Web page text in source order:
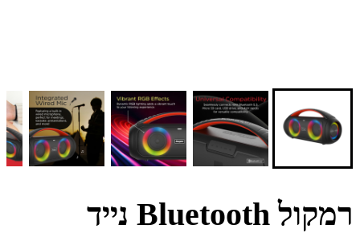
רמקול Bluetooth נייד